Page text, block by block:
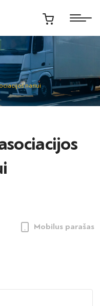
nariui
Mobilus parašas